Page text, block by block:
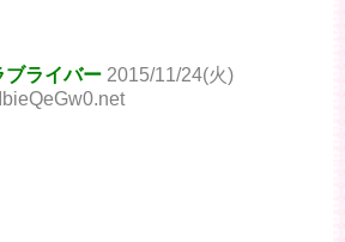
ブライバー 2015/11/24(火)